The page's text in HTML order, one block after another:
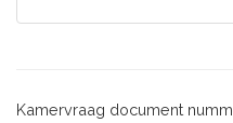
Kamervraag document